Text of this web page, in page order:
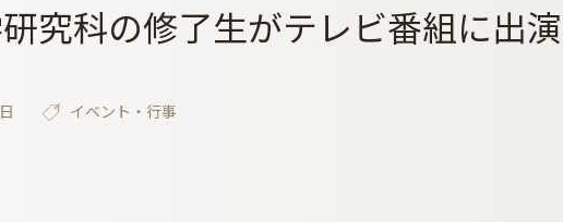
究科の修了生がテレビ番組に出
イベント・行事